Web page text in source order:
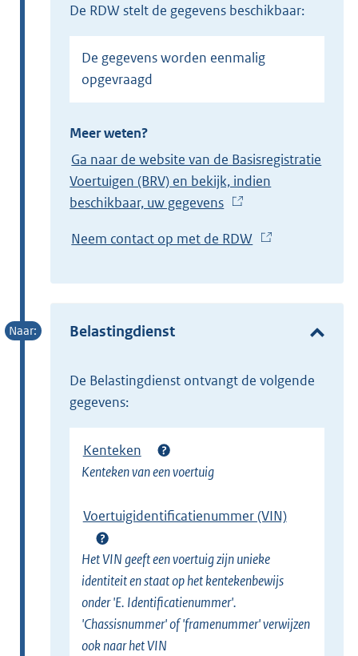
de RDW stelt de gegevens beschikbaar:
De gegevens worden eenmalig
opgevraagd
Meer weten?
Ga naar de website van de Basisregistratie
Voertuigen (BRV) en bekijk, indien
beschikbaar, uw gegevens
x
e
l
Neem contact op met de RDW
x
t
e
i
Belastingdienst
de Belastingdienst ontvangt de volgende
gegevens:
Kenteken
Kenteken van een voertuig
Voertuigidentificatienummer (VIN)
Het VIN geeft een voertuig zijn unieke
identiteit en staat op het kentekenbewijs
onder 'E. Identificatienummer'.
'Chassisnummer' of 'framenummer' verwijzen
ook naar het VIN